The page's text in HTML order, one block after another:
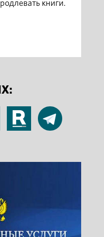
книги.
RuTube Telegram